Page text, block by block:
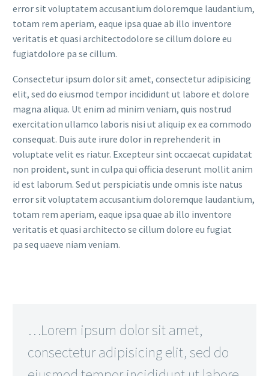
error sit voluptatem accusantium doloremque laudantium,
totam rem aperiam, eaque ipsa quae ab illo inventore
veritatis et quasi architectodolore se cillum dolore eu
fugiatdolore pa se cillum.
Consectetur ipsum dolor sit amet, consectetur adipisicing
elit, sed do eiusmod tempor incididunt ut labore et dolore
magna aliqua. Ut enim ad minim veniam, quis nostrud
exercitation ullamco laboris nisi ut aliquip ex ea commodo
consequat. Duis aute irure dolor in reprehenderit in
voluptate velit es riatur. Excepteur sint occaecat cupidatat
non proident, sunt in culpa qui officia deserunt mollit anim
id est laborum. Sed ut perspiciatis unde omnis iste natus
error sit voluptatem accusantium doloremque laudantium,
totam rem aperiam, eaque ipsa quae ab illo inventore
veritatis et quasi architecto se cillum dolore eu fugiat
pa seq uaeve niam veniam.
…Lorem ipsum dolor sit amet,
consectetur adipisicing elit, sed do